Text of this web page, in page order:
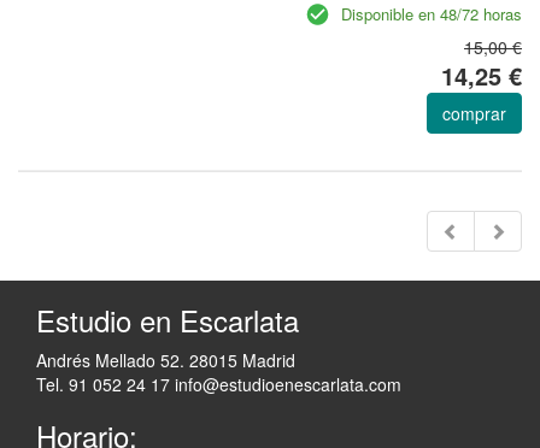
Disponible en 48/72 horas
15,00 €
14,25 €
comprar
Estudio en Escarlata
Andrés Mellado 52. 28015 Madrid
Tel. 91 052 24 17 info@estudioenescarlata.com
Horario: